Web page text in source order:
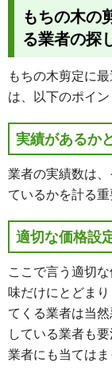
もちの木の
る業者の探
もちの木剪定に
は、以下のポイン
実績があるか
業者の実績数は
ているかを計る重
適切な価格設
ここで言う適切
味だけにとどま
てくる業者は当
している業者も
業者にも当ては